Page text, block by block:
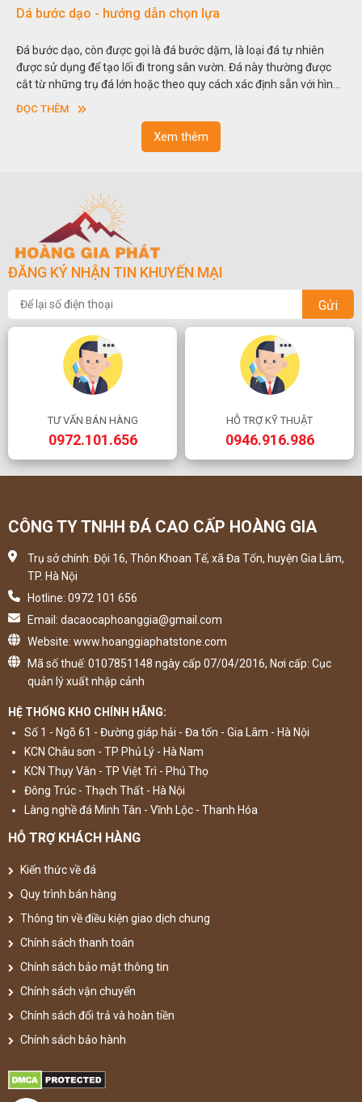
Dá bước dạo - hướng dẫn chọn lựa
Đá bước dạo, còn được gọi là đá bước dặm, là loại đá tự nhiên
được sử dụng để tạo lối đi trong sân vườn. Đá này thường được
cắt từ những trụ đá lớn hoặc theo quy cách xác định sẵn với hình
vuông hoặc hình chữ nhật và có độ dày khác nhau.
ĐỌC THÊM
Xem thêm
ĐĂNG KÝ NHẬN TIN KHUYẾN MẠI
Gửi
TƯ VẤN BÁN HÀNG
0972.101.656
HỖ TRỢ KỸ THUẬT
0946.916.986
CÔNG TY TNHH ĐÁ CAO CẤP HOÀNG GIA
Trụ sở chính: Đội 16, Thôn Khoan Tế, xã Đa Tốn, huyện Gia Lâm,
TP. Hà Nội
Hotline: 0972 101 656
Email: dacaocaphoanggia@gmail.com
Website: www.hoanggiaphatstone.com
Mã số thuế: 0107851148 ngày cấp 07/04/2016, Nơi cấp: Cục
quản lý xuất nhập cảnh
HỆ THỐNG KHO CHÍNH HÃNG:
Số 1 - Ngõ 61 - Đường giáp hải - Đa tốn - Gia Lâm - Hà Nội
KCN Châu sơn - TP Phủ Lý - Hà Nam
KCN Thụy Vân - TP Việt Trì - Phú Thọ
Đông Trúc - Thạch Thất - Hà Nội
Làng nghề đá Minh Tân - Vĩnh Lộc - Thanh Hóa
HỖ TRỢ KHÁCH HÀNG
Kiến thức về đá
Quy trình bán hàng
Thông tin về điều kiện giao dịch chung
Chính sách thanh toán
Chính sách bảo mật thông tin
Chính sách vận chuyển
Chính sách đổi trả và hoàn tiền
Chính sách bảo hành